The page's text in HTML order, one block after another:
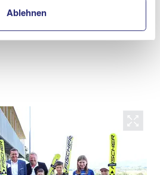
Ablehnen